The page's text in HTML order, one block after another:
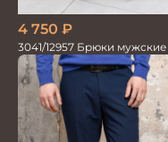
4 750 ₽
3041/12957 Брюки мужские